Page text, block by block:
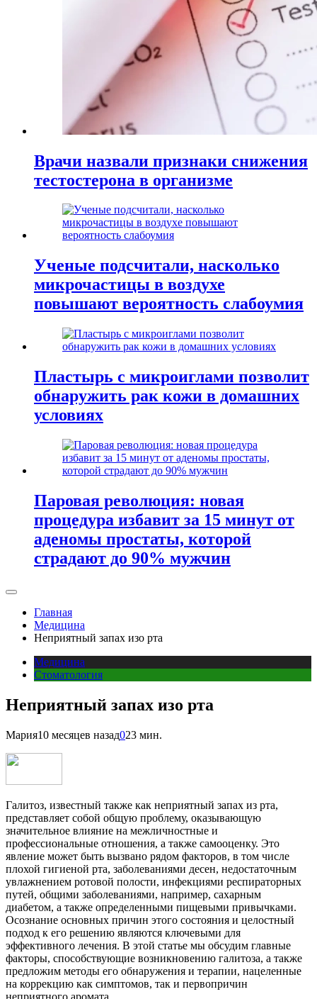
Врачи назвали признаки снижения
тестостерона в организме
Ученые подсчитали, насколько
микрочастицы в воздухе
повышают вероятность слабоумия
Пластырь с микроиглами позволит
обнаружить рак кожи в домашних
условиях
Паровая революция: новая
процедура избавит за 15 минут от
аденомы простаты, которой
страдают до 90% мужчин
Главная
Медицина
Неприятный запах изо рта
Медицина
Стоматология
Неприятный запах изо рта
Мария10 месяцев назад023 мин.
Галитоз, известный также как неприятный запах из рта,
представляет собой общую проблему, оказывающую
значительное влияние на межличностные и
профессиональные отношения, а также самооценку. Это
явление может быть вызвано рядом факторов, в том числе
плохой гигиеной рта, заболеваниями десен, недостаточным
увлажнением ротовой полости, инфекциями респираторных
путей, общими заболеваниями, например, сахарным
диабетом, а также определенными пищевыми привычками.
Осознание основных причин этого состояния и целостный
подход к его решению являются ключевыми для
эффективного лечения. В этой статье мы обсудим главные
факторы, способствующие возникновению галитоза, а также
предложим методы его обнаружения и терапии, нацеленные
на коррекцию как симптомов, так и первопричин
неприятного аромата.